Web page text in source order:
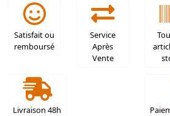
Satisfait ou
remboursé
Service
Après
Vente
Livraison 48h